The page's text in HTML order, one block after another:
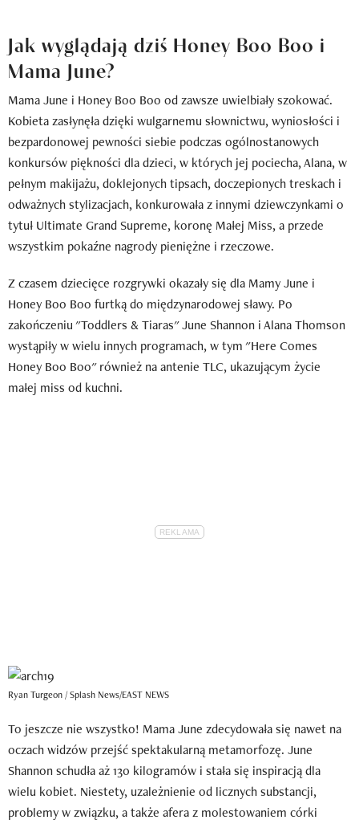
Jak wyglądają dziś Honey Boo Boo i
Mama June?
Mama June i Honey Boo Boo od zawsze uwielbiały szokować.
Kobieta zasłynęła dzięki wulgarnemu słownictwu, wyniosłości i
bezpardonowej pewności siebie podczas ogólnostanowych
konkursów piękności dla dzieci, w których jej pociecha, Alana, w
pełnym makijażu, doklejonych tipsach, doczepionych treskach i
odważnych stylizacjach, konkurowała z innymi dziewczynkami o
tytuł Ultimate Grand Supreme, koronę Małej Miss, a przede
wszystkim pokaźne nagrody pieniężne i rzeczowe.
Z czasem dziecięce rozgrywki okazały się dla Mamy June i
Honey Boo Boo furtką do międzynarodowej sławy. Po
zakończeniu "Toddlers & Tiaras" June Shannon i Alana Thomson
wystąpiły w wielu innych programach, w tym "Here Comes
Honey Boo Boo" również na antenie TLC, ukazującym życie
małej miss od kuchni.
Ryan Turgeon / Splash News/EAST NEWS
To jeszcze nie wszystko! Mama June zdecydowała się nawet na
oczach widzów przejść spektakularną metamorfozę. June
Shannon schudła aż 130 kilogramów i stała się inspiracją dla
wielu kobiet. Niestety, uzależnienie od licznych substancji,
problemy w związku, a także afera z molestowaniem córki